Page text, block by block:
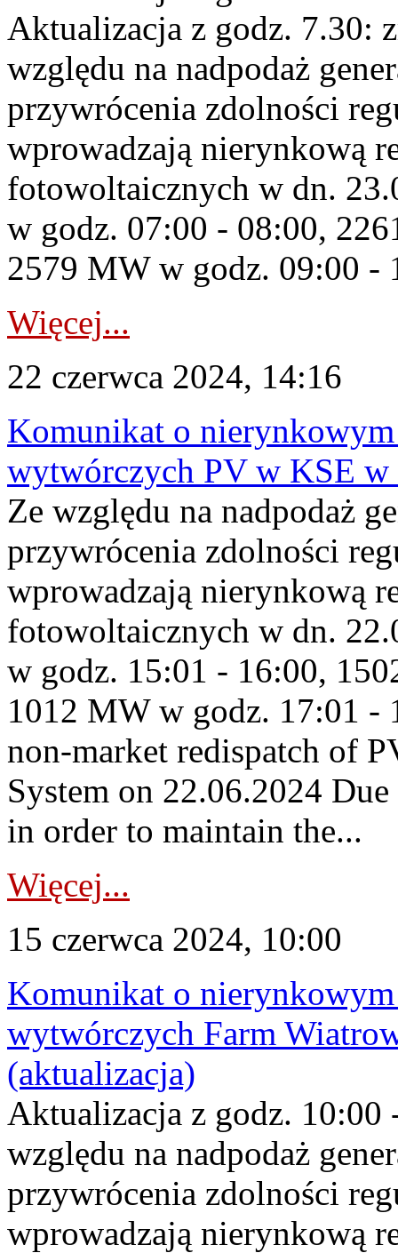
Aktualizacja z godz. 7.30:
względu na nadpodaż
przywrócenia zdolności
wprowadzają nierynkową
fotowoltaicznych w dn.
w godz. 07:00 - 08:00,
2579 MW w godz. 09:00 -
Więcej...
22 czerwca 2024, 14:16
Komunikat o
wytwórczych PV w KSE w
Ze względu na nadpodaż
przywrócenia zdolności
wprowadzają nierynkową
fotowoltaicznych w dn.
w godz. 15:01 - 16:00,
1012 MW w godz. 17:01 -
non-market redispatch of
System on 22.06.2024
in order to maintain the...
Więcej...
15 czerwca 2024, 10:00
Komunikat o
wytwórczych Farm
(aktualizacja)
Aktualizacja z godz. 10:00
względu na nadpodaż
przywrócenia zdolności
wprowadzają nierynkową